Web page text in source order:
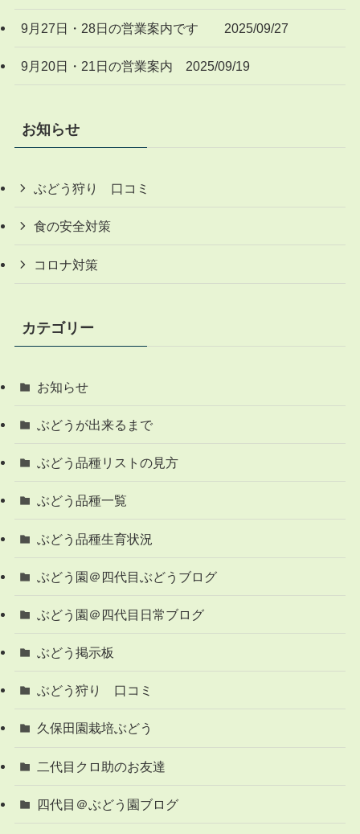
9月27日・28日の営業案内です 2025/09/27
9月20日・21日の営業案内 2025/09/19
お知らせ
ぶどう狩り 口コミ
食の安全対策
コロナ対策
カテゴリー
お知らせ
ぶどうが出来るまで
ぶどう品種リストの見方
ぶどう品種一覧
ぶどう品種生育状況
ぶどう園＠四代目ぶどうブログ
ぶどう園＠四代目日常ブログ
ぶどう掲示板
ぶどう狩り 口コミ
久保田園栽培ぶどう
二代目クロ助のお友達
四代目＠ぶどう園ブログ